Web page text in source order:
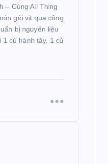
– Cùng All Thing
gỏi vịt qua công
bị nguyên liệu
1 củ hành tây, 1 củ